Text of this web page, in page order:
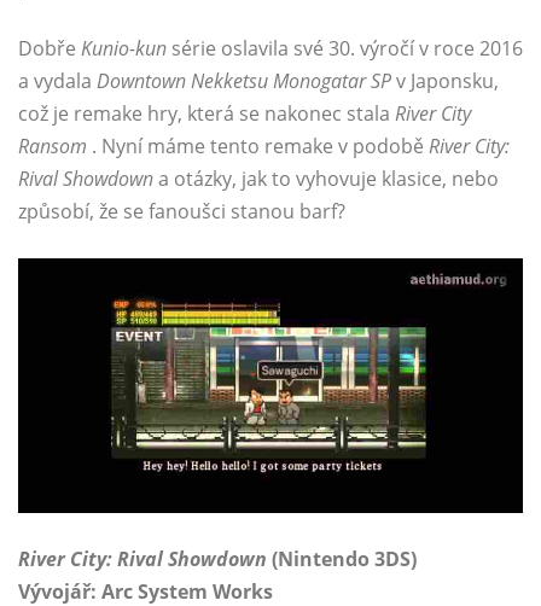
Dobře Kunio-kun série oslavila své 30. výročí v roce 2016
a vydala Downtown Nekketsu Monogatar SPv Japonsku,
což je remake hry, která se nakonec stala River City
Ransom . Nyní máme tento remake v podobě River City:
Rival Showdowna otázky, jak to vyhovuje klasice, nebo
způsobí, že se fanoušci stanou barf?
River City: Rival Showdown (Nintendo 3DS)
Vývojář: Arc System Works